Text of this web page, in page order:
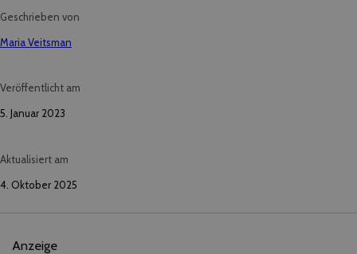
Geschrieben von
Maria Veitsman
Veröffentlicht am
5. Januar 2023
Aktualisiert am
4. Oktober 2025
Anzeige